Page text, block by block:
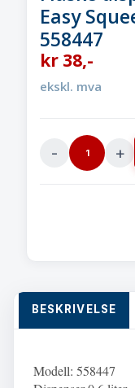
Easy
558447
kr 38,-
ekskl. mva
Flaske
BESKRIVELSE
Modell: 558447